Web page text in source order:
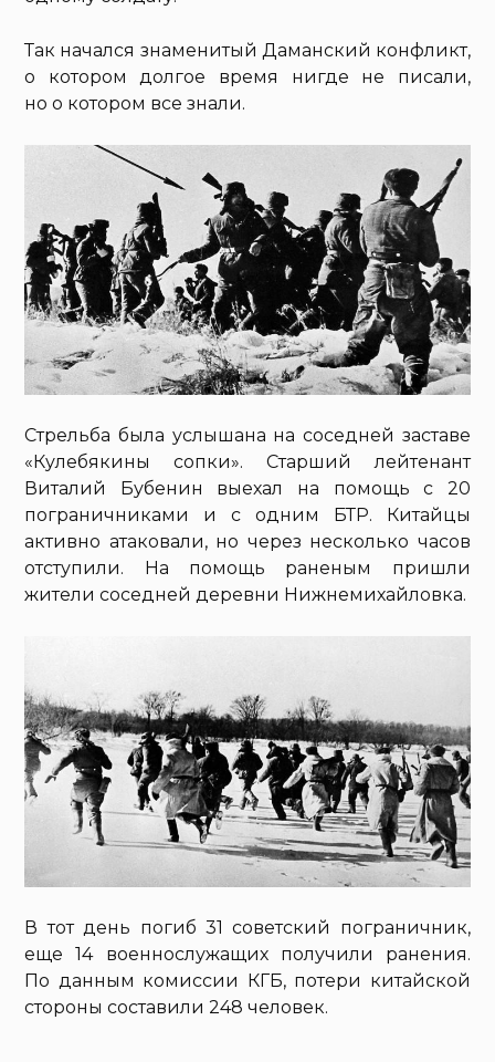
Так начался знаменитый Даманский конфликт,
о котором долгое время нигде не писали,
но о котором все знали.
Стрельба была услышана на соседней заставе
«Кулебякины сопки». Старший лейтенант
Виталий Бубенин выехал на помощь с 20
пограничниками и с одним БТР. Китайцы
активно атаковали, но через несколько часов
отступили. На помощь раненым пришли
жители соседней деревни Нижнемихайловка.
В тот день погиб 31 советский пограничник,
еще 14 военнослужащих получили ранения.
По данным комиссии КГБ, потери китайской
стороны составили 248 человек.